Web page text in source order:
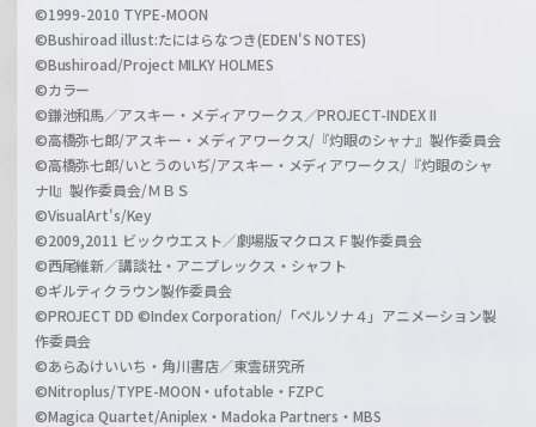
©1999-2010 TYPE-MOON
©Bushiroad illust:たにはらなつき(EDEN'S NOTES)
©Bushiroad/Project MILKY HOLMES
©カラー
©鎌池和馬／アスキー・メディアワークス／PROJECT-INDEX II
©高橋弥七郎/アスキー・メディアワークス/『灼眼のシャナ』製作委員会
©高橋弥七郎/いとうのいぢ/アスキー・メディアワークス/『灼眼のシャ
ナII』製作委員会/ＭＢＳ
©VisualArt's/Key
©2009,2011 ビックウエスト／劇場版マクロスＦ製作委員会
©西尾維新／講談社・アニプレックス・シャフト
©ギルティクラウン製作委員会
©PROJECT DD ©Index Corporation/「ペルソナ４」アニメーション製
作委員会
©あらゐけいいち・角川書店／東雲研究所
©Nitroplus/TYPE-MOON・ufotable・FZPC
©Magica Quartet/Aniplex・Madoka Partners・MBS